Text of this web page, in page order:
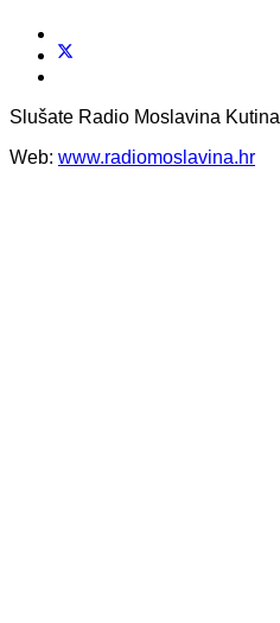
Slušate Radio Moslavina Kutina
Web: www.radiomoslavina.hr